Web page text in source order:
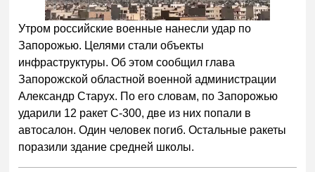
Утром российские военные нанесли удар по
Запорожью. Целями стали объекты
инфраструктуры. Об этом сообщил глава
Запорожской областной военной администрации
Александр Старух. По его словам, по Запорожью
ударили 12 ракет С-300, две из них попали в
автосалон. Один человек погиб. Остальные ракеты
поразили здание средней школы.